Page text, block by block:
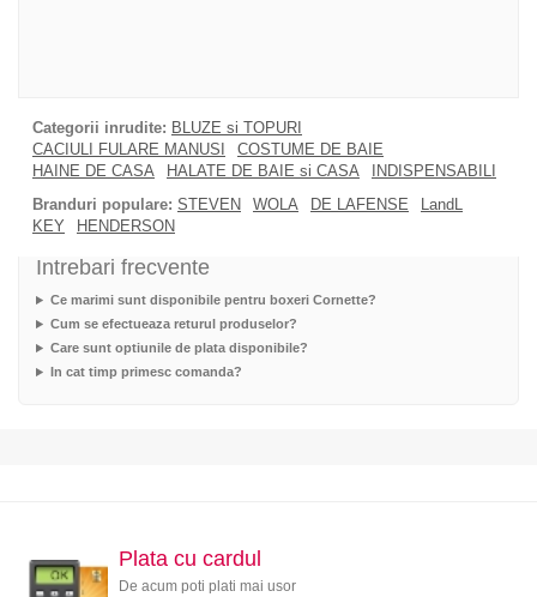
Categorii inrudite: BLUZE si TOPURI
CACIULI FULARE MANUSI
COSTUME DE BAIE
HAINE DE CASA
HALATE DE BAIE si CASA
INDISPENSABILI
Branduri populare: STEVEN WOLA DE LAFENSE
LandL
KEY
HENDERSON
Intrebari frecvente
Ce marimi sunt disponibile pentru boxeri Cornette?
Cum se efectueaza returul produselor?
Care sunt optiunile de plata disponibile?
In cat timp primesc comanda?
Plata cu cardul
De acum poti plati mai usor